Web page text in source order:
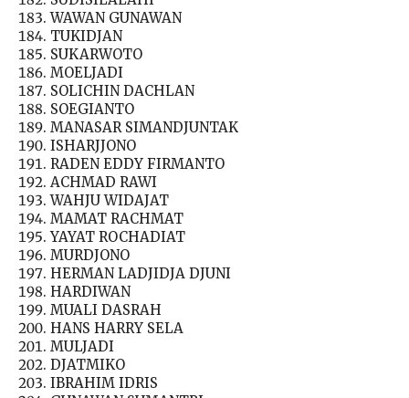
WAWAN GUNAWAN
TUKIDJAN
SUKARWOTO
MOELJADI
SOLICHIN DACHLAN
SOEGIANTO
MANASAR SIMANDJUNTAK
ISHARJJONO
RADEN EDDY FIRMANTO
ACHMAD RAWI
WAHJU WIDAJAT
MAMAT RACHMAT
YAYAT ROCHADIAT
MURDJONO
HERMAN LADJIDJA DJUNI
HARDIWAN
MUALI DASRAH
HANS HARRY SELA
MULJADI
DJATMIKO
IBRAHIM IDRIS